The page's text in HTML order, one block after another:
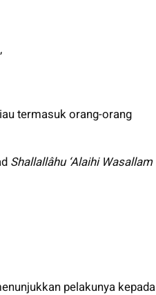
termasuk orang-orang
Shallallâhu ‘Alaihi Wasallam
pelakunya kepada